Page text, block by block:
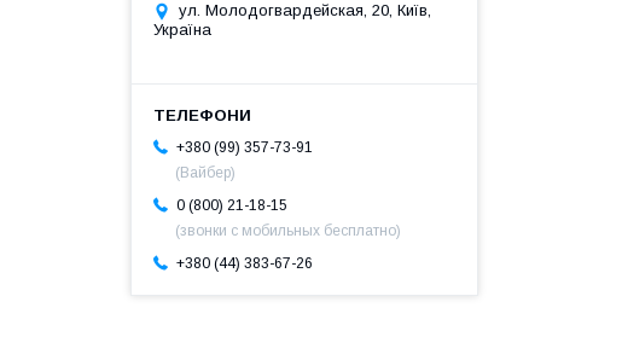
ул. Молодогвардейская, 20, Київ,
Україна
+380 (99) 357-73-91
(Вайбер)
0 (800) 21-18-15
(звонки с мобильных бесплатно)
+380 (44) 383-67-26